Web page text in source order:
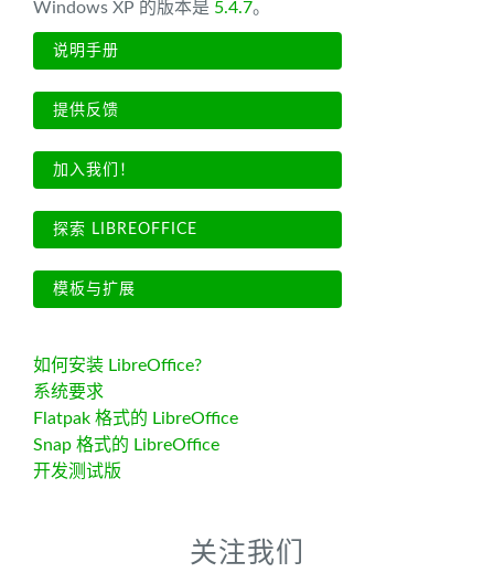
Windows XP 的版本是 5.4.7。
说明手册
提供反馈
加入我们！
探索 LIBREOFFICE
模板与扩展
如何安装 LibreOffice?
系统要求
Flatpak 格式的 LibreOffice
Snap 格式的 LibreOffice
开发测试版
关注我们